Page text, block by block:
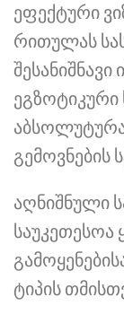
ეფექტური
რითულას
გემოვნების
აღნიშნული
ტიპის